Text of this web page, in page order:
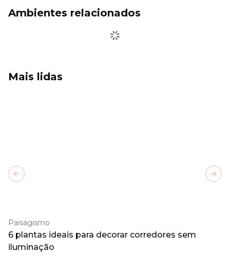
Ambientes relacionados
Mais lidas
Paisagismo
6 plantas ideais para decorar corredores sem
iluminação
Previous slide